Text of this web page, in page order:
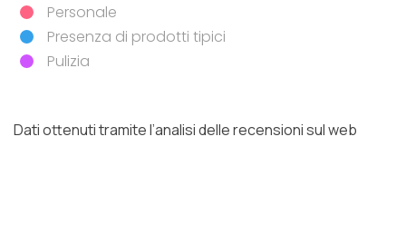
Personale
Presenza di prodotti tipici
Pulizia
Dimensione artistico-culturale
Componente esperienziale
Componente emozionale
Dati ottenuti tramite l’analisi delle recensioni sul web